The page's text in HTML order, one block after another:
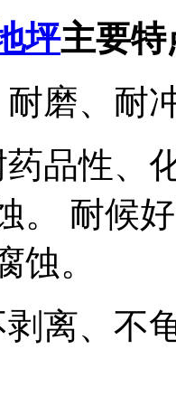
坪主要特
磨、耐
品性、
。 耐候
蚀。
离、不